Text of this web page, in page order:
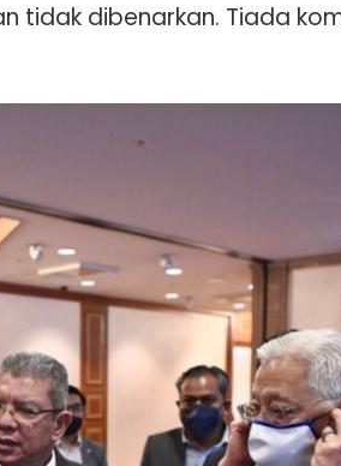
tidak dibenarkan. Tiada